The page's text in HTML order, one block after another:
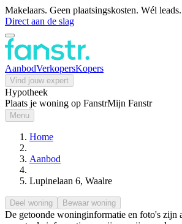
Makelaars. Geen plaatsingskosten. Wél
Direct aan de slag
AanbodVerkopersKopers
Vind jouw expert
Hypotheek
Plaats je woning op FanstrMijn Fanstr
Menu
Home
Aanbod
Lupinelaan 6, Waalre
Deel woning Bewaar woning
De getoonde woninginformatie en foto's zijn